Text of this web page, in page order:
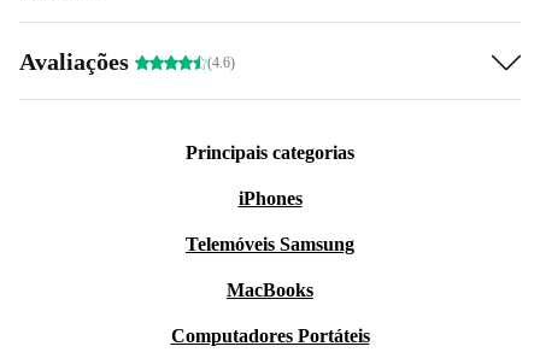
Avaliações (4.6)
Principais categorias
iPhones
Telemóveis Samsung
MacBooks
Computadores Portáteis